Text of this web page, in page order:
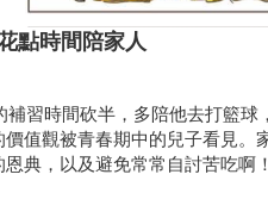
點時間陪家人
補習時間砍半，多陪他去打籃
值觀被青春期中的兒子看見
典，以及避免常常自討苦吃啊！